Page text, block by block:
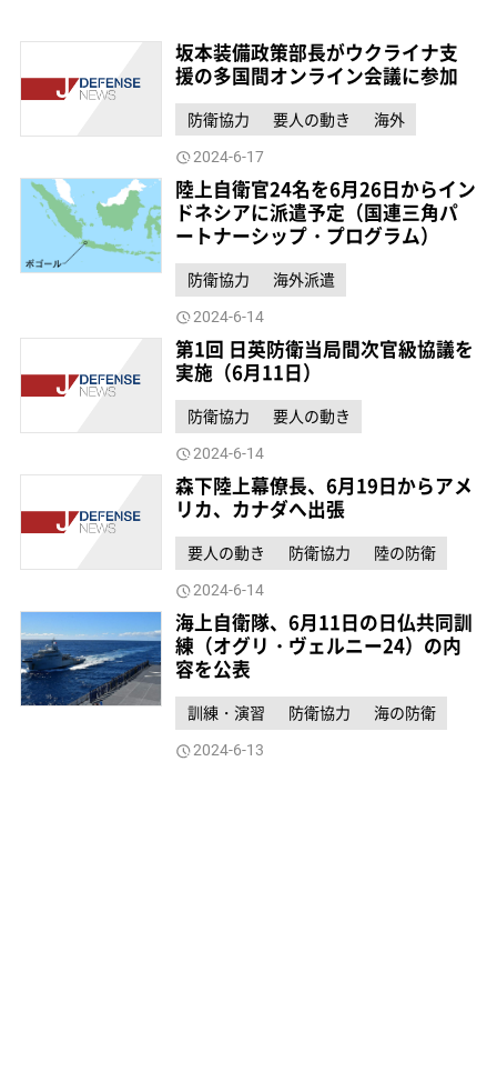
坂本装備政策部長がウクライナ支
援の多国間オンライン会議に参加
防衛協力 要人の動き 海外
2024-6-17
陸上自衛官24名を6月26日からイン
ドネシアに派遣予定（国連三角パ
ートナーシップ・プログラム）
防衛協力 海外派遣
2024-6-14
第1回 日英防衛当局間次官級協議を
実施（6月11日）
防衛協力 要人の動き
2024-6-14
森下陸上幕僚長、6月19日からアメ
リカ、カナダへ出張
要人の動き 防衛協力 陸の防衛
2024-6-14
海上自衛隊、6月11日の日仏共同訓
練（オグリ・ヴェルニー24）の内
容を公表
訓練・演習 防衛協力 海の防衛
2024-6-13